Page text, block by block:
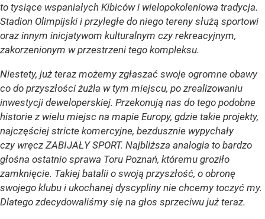
to tysiące wspaniałych Kibiców i wielopokoleniowa tradycja.
Stadion Olimpijski i przyległe do niego tereny służą sportowi
oraz innym inicjatywom kulturalnym czy rekreacyjnym,
zakorzenionym w przestrzeni tego kompleksu.
Niestety, już teraz możemy zgłaszać swoje ogromne obawy
co do przyszłości żużla w tym miejscu, po zrealizowaniu
inwestycji deweloperskiej. Przekonują nas do tego podobne
historie z wielu miejsc na mapie Europy, gdzie takie projekty,
najczęściej stricte komercyjne, bezdusznie wypychały
czy wręcz ZABIJAŁY SPORT. Najbliższa analogia to bardzo
głośna ostatnio sprawa Toru Poznań, któremu groziło
zamknięcie. Takiej batalii o swoją przyszłość, o obronę
swojego klubu i ukochanej dyscypliny nie chcemy toczyć my.
Dlatego zdecydowaliśmy się na głos sprzeciwu już teraz.